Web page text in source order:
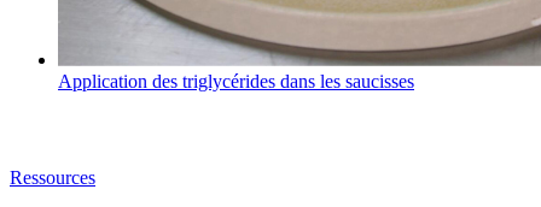
Application des triglycérides dans les saucisses
Ressources